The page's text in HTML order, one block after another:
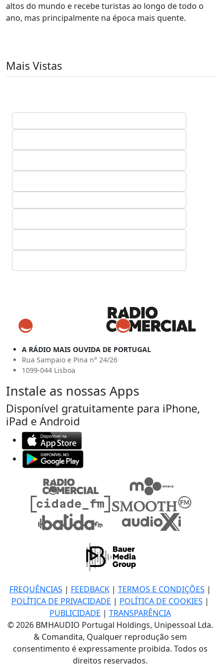
altos do mundo e recebe turistas ao longo de todo o
ano, mas principalmente na época mais quente.
Mais Vistas
A RÁDIO MAIS OUVIDA DE PORTUGAL
Rua Sampaio e Pina n° 24/26
1099-044 Lisboa
Instale as nossas Apps
Disponível gratuitamente para iPhone,
iPad e Android
FREQUÊNCIAS | FEEDBACK| TERMOS E CONDIÇÕES |
POLÍTICA DE PRIVACIDADE | POLÍTICA DE COOKIES |
PUBLICIDADE | TRANSPARÊNCIA
© 2026 BMHAUDIO Portugal Holdings, Unipessoal Lda.
& Comandita, Qualquer reprodução sem
consentimento é expressamente proibida. Todos os
direitos reservados.